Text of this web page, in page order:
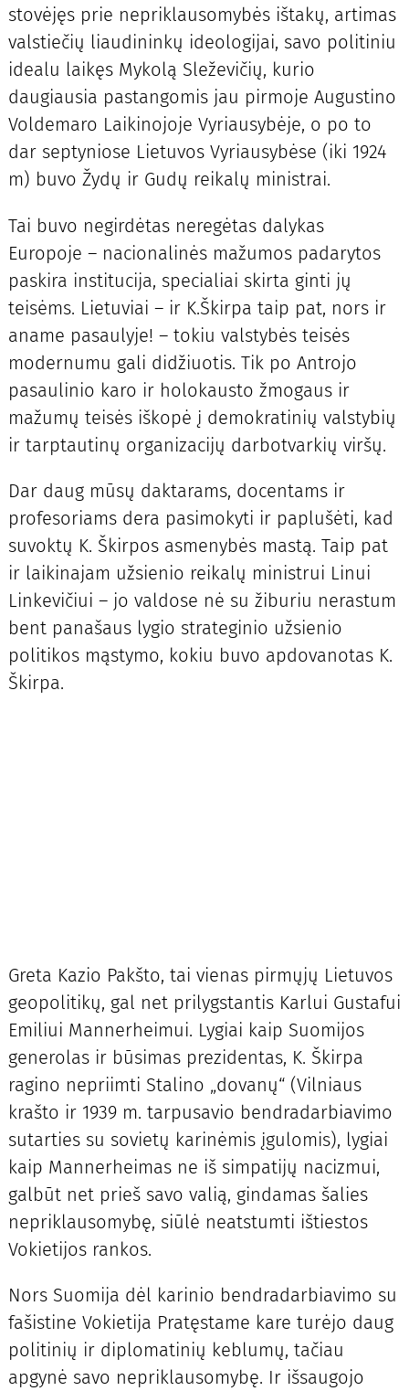
stovėjęs prie nepriklausomybės ištakų, artimas
valstiečių liaudininkų ideologijai, savo politiniu
idealu laikęs Mykolą Sleževičių, kurio
daugiausia pastangomis jau pirmoje Augustino
Voldemaro Laikinojoje Vyriausybėje, o po to
dar septyniose Lietuvos Vyriausybėse (iki 1924
m) buvo Žydų ir Gudų reikalų ministrai.
Tai buvo negirdėtas neregėtas dalykas
Europoje – nacionalinės mažumos padarytos
paskira institucija, specialiai skirta ginti jų
teisėms. Lietuviai – ir K.Škirpa taip pat, nors ir
aname pasaulyje! – tokiu valstybės teisės
modernumu gali didžiuotis. Tik po Antrojo
pasaulinio karo ir holokausto žmogaus ir
mažumų teisės iškopė į demokratinių valstybių
ir tarptautinų organizacijų darbotvarkių viršų.
Dar daug mūsų daktarams, docentams ir
profesoriams dera pasimokyti ir paplušėti, kad
suvoktų K. Škirpos asmenybės mastą. Taip pat
ir laikinajam užsienio reikalų ministrui Linui
Linkevičiui – jo valdose nė su žiburiu nerastum
bent panašaus lygio strateginio užsienio
politikos mąstymo, kokiu buvo apdovanotas K.
Škirpa.
Greta Kazio Pakšto, tai vienas pirmųjų Lietuvos
geopolitikų, gal net prilygstantis Karlui Gustafui
Emiliui Mannerheimui. Lygiai kaip Suomijos
generolas ir būsimas prezidentas, K. Škirpa
ragino nepriimti Stalino „dovanų“ (Vilniaus
krašto ir 1939 m. tarpusavio bendradarbiavimo
sutarties su sovietų karinėmis įgulomis), lygiai
kaip Mannerheimas ne iš simpatijų nacizmui,
galbūt net prieš savo valią, gindamas šalies
nepriklausomybę, siūlė neatstumti ištiestos
Vokietijos rankos.
Nors Suomija dėl karinio bendradarbiavimo su
fašistine Vokietija Pratęstame kare turėjo daug
politinių ir diplomatinių keblumų, tačiau
apgynė savo nepriklausomybę. Ir išsaugojo